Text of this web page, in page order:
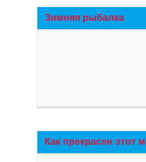
Зимняя рыбалка
Как прекрасен этот